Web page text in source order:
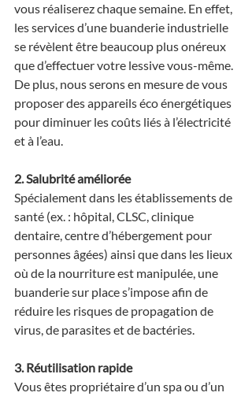
vous réaliserez chaque semaine. En effet,
les services d’une buanderie industrielle
se révèlent être beaucoup plus onéreux
que d’effectuer votre lessive vous-même.
De plus, nous serons en mesure de vous
proposer des appareils éco énergétiques
pour diminuer les coûts liés à l’électricité
et à l’eau.
2. Salubrité améliorée
Spécialement dans les établissements de
santé (ex. : hôpital, CLSC, clinique
dentaire, centre d’hébergement pour
personnes âgées) ainsi que dans les lieux
où de la nourriture est manipulée, une
buanderie sur place s’impose afin de
réduire les risques de propagation de
virus, de parasites et de bactéries.
3. Réutilisation rapide
Vous êtes propriétaire d’un spa ou d’un